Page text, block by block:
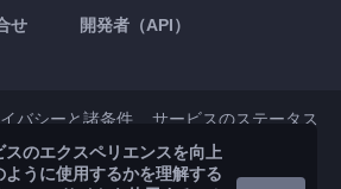
せ 開発者（API）
バシーと諸条件 サービスのステータス
Google Play
のエクスペリエンスを向上
ように使用するかを理解する